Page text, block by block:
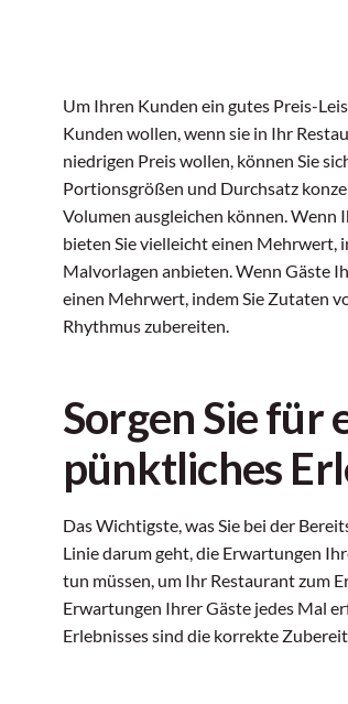
Um Ihren Kunden ein gutes Preis-
Kunden wollen, wenn sie in Ihr
niedrigen Preis wollen, können Sie
Portionsgrößen und Durchsatz
Volumen ausgleichen können.
bieten Sie vielleicht einen Mehrwert,
Malvorlagen anbieten. Wenn Gäste
einen Mehrwert, indem Sie Zutaten
Rhythmus zubereiten.
Sorgen Sie für
pünktliches
Das Wichtigste, was Sie bei der
Linie darum geht, die Erwartungen
tun müssen, um Ihr Restaurant zum
Erwartungen Ihrer Gäste jedes Mal
Erlebnisses sind die korrekte